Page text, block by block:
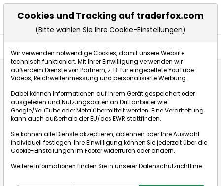
Alle norwegischen Aktien
Wert WKN N Aktuell
%
ABG Sundal
Collier Holding
882240 - 0,669€
Cookies und Tracking auf traderfox.com
(Bitte wählen Sie Ihre Cookie-Einstellungen)
Wir verwenden notwendige Cookies, damit unsere Website
technisch funktioniert. Mit Ihrer Einwilligung verwenden wir
außerdem Dienste von Partnern, z. B. für eingebettete YouTube-
Videos, Reichweitenmessung und personalisierte Werbung.
Dabei können Informationen auf Ihrem Gerät gespeichert oder
ausgelesen und Nutzungsdaten an Drittanbieter wie
Google/YouTube oder Meta übermittelt werden. Eine Verarbeitung
kann auch außerhalb der EU/des EWR stattfinden.
Sie können alle Dienste akzeptieren, ablehnen oder Ihre Auswahl
individuell festlegen. Ihre Einwilligung können Sie jederzeit über die
Cookie-Einstellungen im Footer widerrufen oder ändern.
Weitere Informationen finden Sie in unsererDatenschutzrichtlinie.